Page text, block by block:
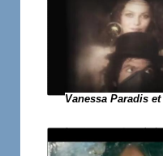
Vanessa Paradis